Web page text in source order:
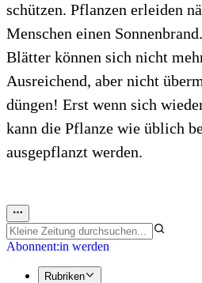
schützen. Pflanzen erleiden
Menschen einen
Blätter können sich nicht
Ausreichend, aber nicht
düngen! Erst wenn sich
kann die Pflanze wie üblich
ausgepflanzt werden.
Abonnent:in werden
Rubriken